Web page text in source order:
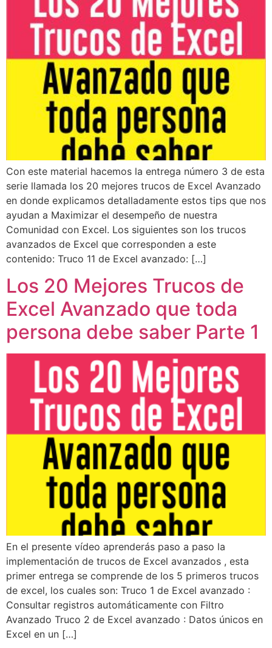
Con este material hacemos la entrega número 3 de esta
serie llamada los 20 mejores trucos de Excel Avanzado
en donde explicamos detalladamente estos tips que nos
ayudan a Maximizar el desempeño de nuestra
Comunidad con Excel. Los siguientes son los trucos
avanzados de Excel que corresponden a este
contenido: Truco 11 de Excel avanzado: […]
Los 20 Mejores Trucos de
Excel Avanzado que toda
persona debe saber Parte 1
En el presente vídeo aprenderás paso a paso la
implementación de trucos de Excel avanzados , esta
primer entrega se comprende de los 5 primeros trucos
de excel, los cuales son: Truco 1 de Excel avanzado :
Consultar registros automáticamente con Filtro
Avanzado Truco 2 de Excel avanzado : Datos únicos en
Excel en un […]